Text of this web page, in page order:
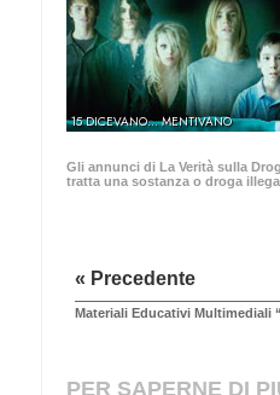
15 DICEVANO... MENTIVANO
Gli annunci di La Verità sulla
tratta una sostanza o droga
« Precedente
Materiali Educativi Multimediali
PER SAPERNE DI